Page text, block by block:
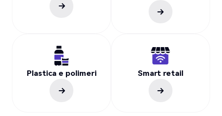
Plastica e polimeri Smart retail